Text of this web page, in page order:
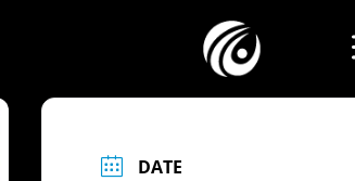
DATE